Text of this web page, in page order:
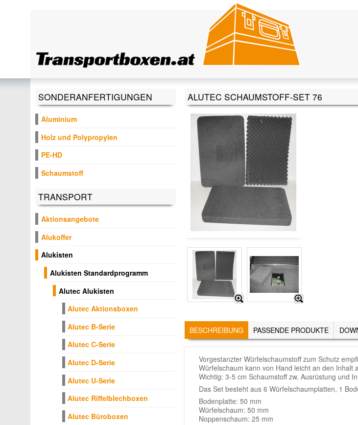
ALUTEC SCHAUMSTOFF-SET 76
TABS
BESCHREIBUNG (AKTIVER
REITER)
PASSENDE PRODUKTE
Vorgestanzter Würfelschaumstoff zum Schutz
Würfelschaum kann von Hand leicht an den
Wichtig: 3-5 cm Schaumstoff zw. Ausrüstung und
Das Set besteht aus 6 Würfelschaumplatten, 1
Bodenplatte: 50 mm
Würfelschaum: 50 mm
Noppenschaum: 25 mm
SONDERANFERTIGUNGEN
Aluminium
Holz und Polypropylen
PE-HD
Schaumstoff
TRANSPORT
Aktionsangebote
Alukoffer
Alukisten
Alukisten Standardprogramm
Alutec Alukisten
Alutec Aktionsboxen
Alutec B-Serie
Alutec C-Serie
Alutec D-Serie
Alutec U-Serie
Alutec Riffelblechboxen
Alutec Büroboxen